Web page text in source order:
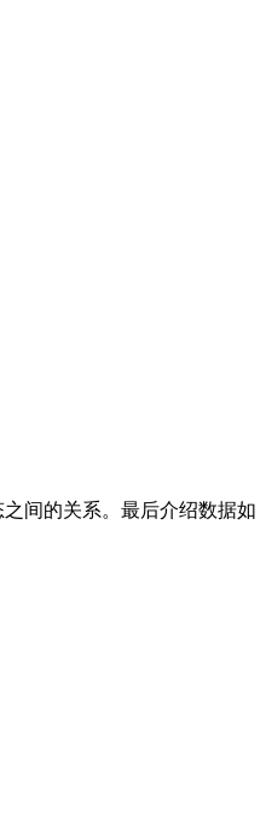
间的关系。最后介绍数据如